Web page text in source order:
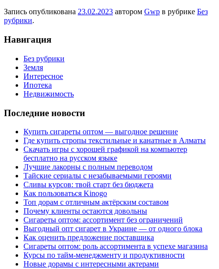
Запись опубликована 23.02.2023 автором Gwp в рубрике Без
рубрики.
Навигация
Без рубрики
Земля
Интересное
Ипотека
Недвижимость
Последние новости
Купить сигареты оптом — выгодное решение
Где купить стропы текстильные и канатные в Алматы
Скачать игры с хорошей графикой на компьютер
бесплатно на русском языке
Лучшие лакорны с полным переводом
Тайские сериалы с незабываемыми героями
Сливы курсов: твой старт без бюджета
Как пользоваться Kinogo
Топ дорам с отличным актёрским составом
Почему клиенты остаются довольны
Сигареты оптом: ассортимент без ограничений
Выгодный опт сигарет в Украине — от одного блока
Как оценить предложение поставщика
Сигареты оптом: роль ассортимента в успехе магазина
Курсы по тайм-менеджменту и продуктивности
Новые дорамы с интересными актерами